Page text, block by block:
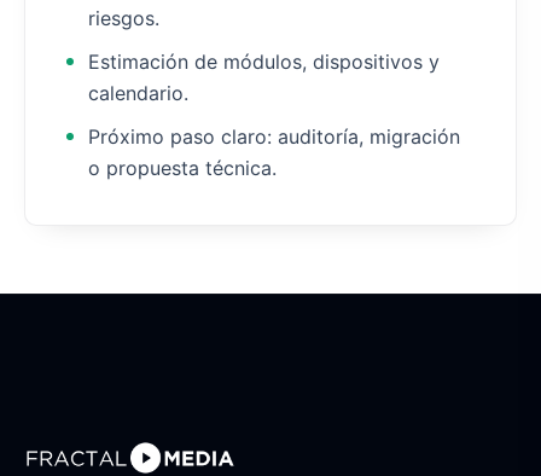
riesgos.
Estimación de módulos, dispositivos y
calendario.
Próximo paso claro: auditoría, migración
o propuesta técnica.